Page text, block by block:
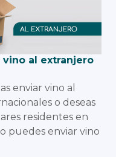
vino al extranjero
enviar vino al
o deseas
residentes en
puedes enviar vino